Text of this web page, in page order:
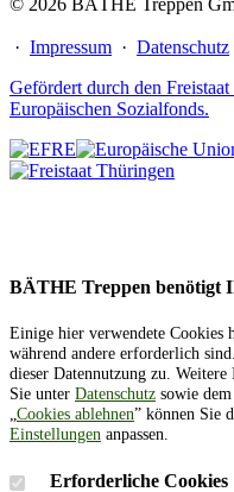
© 2026 BÄTHE Treppen
· Impressum · Datenschutz
Gefördert durch den
Europäischen Sozialfonds.
BÄTHE Treppen benötigt
Einige hier verwendete Cookies
während andere erforderlich
dieser Datennutzung zu.
Sie unter Datenschutz sowie dem
„Cookies ablehnen” können Sie
Einstellungen anpassen.
Erforderliche Cookies